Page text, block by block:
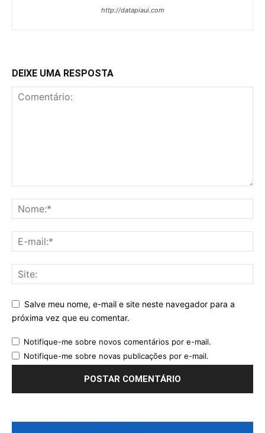
http://datapiaui.com
DEIXE UMA RESPOSTA
Salve meu nome, e-mail e site neste navegador para a
próxima vez que eu comentar.
Notifique-me sobre novos comentários por e-mail.
Notifique-me sobre novas publicações por e-mail.